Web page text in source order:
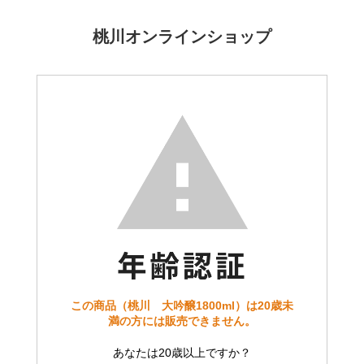
桃川オンラインショップ
この商品（桃川 大吟醸1800ml）は20歳未
満の方には販売できません。
あなたは20歳以上ですか？